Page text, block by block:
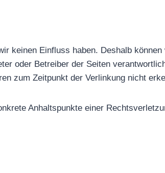
keinen Einfluss haben. Deshalb
oder Betreiber der Seiten
zum Zeitpunkt der Verlinkung nicht
Anhaltspunkte einer